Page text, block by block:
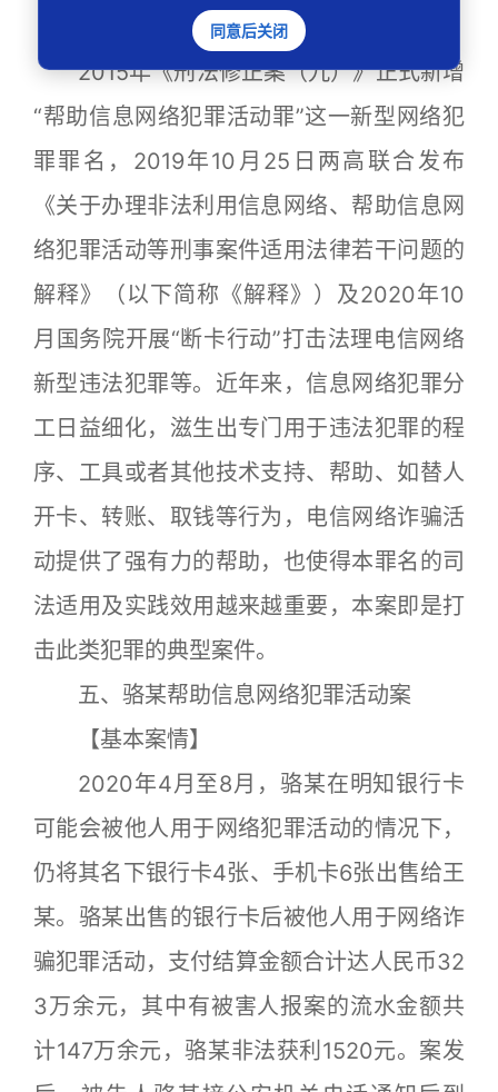
【典型意义】
2015年《刑法修正案（九）》正式新增
“帮助信息网络犯罪活动罪”这一新型网络犯
罪罪名，2019年10月25日两高联合发布
《关于办理非法利用信息网络、帮助信息网
络犯罪活动等刑事案件适用法律若干问题的
解释》（以下简称《解释》）及2020年10
月国务院开展“断卡行动”打击法理电信网络
新型违法犯罪等。近年来，信息网络犯罪分
工日益细化，滋生出专门用于违法犯罪的程
序、工具或者其他技术支持、帮助、如替人
开卡、转账、取钱等行为，电信网络诈骗活
动提供了强有力的帮助，也使得本罪名的司
法适用及实践效用越来越重要，本案即是打
击此类犯罪的典型案件。
五、骆某帮助信息网络犯罪活动案
【基本案情】
2020年4月至8月，骆某在明知银行卡
可能会被他人用于网络犯罪活动的情况下，
仍将其名下银行卡4张、手机卡6张出售给王
某。骆某出售的银行卡后被他人用于网络诈
骗犯罪活动，支付结算金额合计达人民币32
3万余元，其中有被害人报案的流水金额共
计147万余元，骆某非法获利1520元。案发
同意后关闭